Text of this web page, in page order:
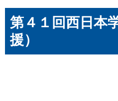
文第４１回西日本
援）